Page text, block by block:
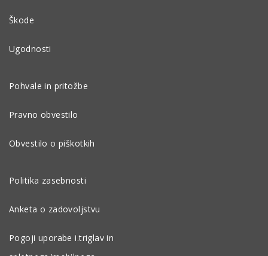
Škode
Ugodnosti
Pohvale in pritožbe
Pravno obvestilo
Obvestilo o piškotkih
Politika zasebnosti
Anketa o zadovoljstvu
Pogoji uporabe i.triglav in